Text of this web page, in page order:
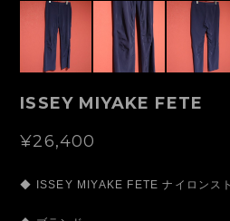
ISSEY MIYAKE FETE
¥26,400
◆ ISSEY MIYAKE FETE ナイロンス